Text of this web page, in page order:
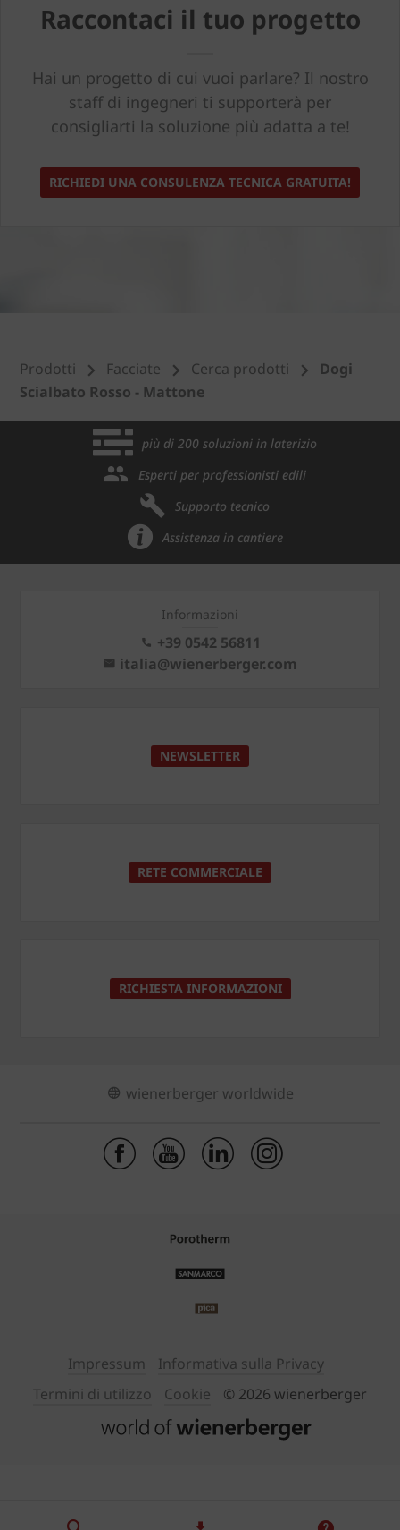
Raccontaci il tuo progetto
Hai un progetto di cui vuoi parlare? Il nostro
staff di ingegneri ti supporterà per
consigliarti la soluzione più adatta a te!
RICHIEDI UNA CONSULENZA TECNICA GRATUITA!
Prodotti Facciate Cerca prodotti
Dogi
Scialbato Rosso - Mattone
più di 200 soluzioni in laterizio
Esperti per professionisti edili
Supporto tecnico
Assistenza in cantiere
Informazioni
+39 0542 56811
italia@wienerberger.com
NEWSLETTER
RETE COMMERCIALE
RICHIESTA INFORMAZIONI
wienerberger worldwide
Impressum
Informativa sulla Privacy
Termini di utilizzo
Cookie © 2026 wienerberger